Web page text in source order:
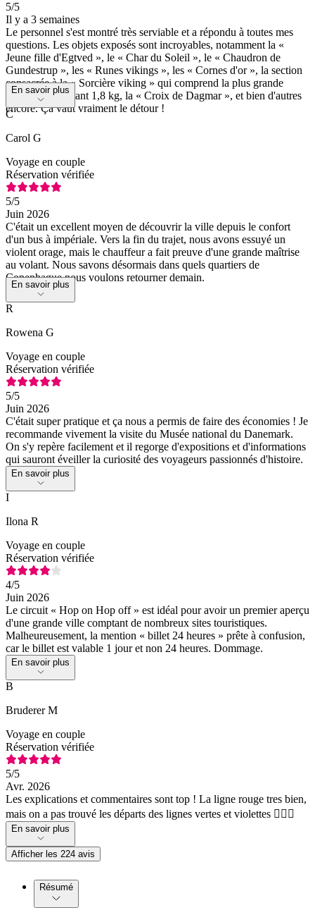
5/5
Il y a 3 semaines
Le personnel s'est montré très serviable et a répondu à toutes mes
questions. Les objets exposés sont incroyables, notamment la «
Jeune fille d'Egtved », le « Char du Soleil », le « Chaudron de
Gundestrup », les « Runes vikings », les « Cornes d'or », la section
consacrée à la « Sorcière viking » qui comprend la plus grande
bague en or pesant 1,8 kg, la « Croix de Dagmar », et bien d'autres
encore. Ça vaut vraiment le détour !
En savoir plus
C
Carol G
Voyage en couple
Réservation vérifiée
5/5
Juin 2026
C'était un excellent moyen de découvrir la ville depuis le confort
d'un bus à impériale. Vers la fin du trajet, nous avons essuyé un
violent orage, mais le chauffeur a fait preuve d'une grande maîtrise
au volant. Nous savons désormais dans quels quartiers de
Copenhague nous voulons retourner demain.
En savoir plus
R
Rowena G
Voyage en couple
Réservation vérifiée
5/5
Juin 2026
C'était super pratique et ça nous a permis de faire des économies ! Je
recommande vivement la visite du Musée national du Danemark.
On s'y repère facilement et il regorge d'expositions et d'informations
qui sauront éveiller la curiosité des voyageurs passionnés d'histoire.
En savoir plus
I
Ilona R
Voyage en couple
Réservation vérifiée
4/5
Juin 2026
Le circuit « Hop on Hop off » est idéal pour avoir un premier aperçu
d'une grande ville comptant de nombreux sites touristiques.
Malheureusement, la mention « billet 24 heures » prête à confusion,
car le billet est valable 1 jour et non 24 heures. Dommage.
En savoir plus
B
Bruderer M
Voyage en couple
Réservation vérifiée
5/5
Avr. 2026
Les explications et commentaires sont top ! La ligne rouge tres bien,
mais on a pas trouvé les départs des lignes vertes et violettes 🤷🏼‍♀️
En savoir plus
Afficher les 224 avis
Résumé